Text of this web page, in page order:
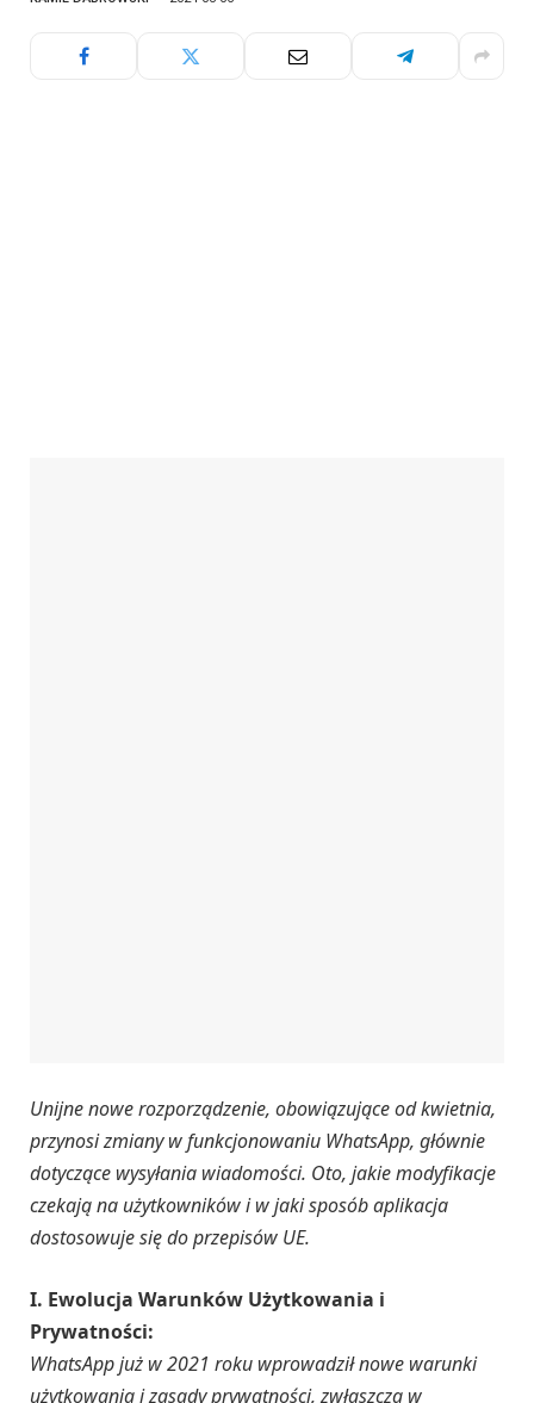
Unijne nowe rozporządzenie, obowiązujące od kwietnia,
przynosi zmiany w funkcjonowaniu WhatsApp, głównie
dotyczące wysyłania wiadomości. Oto, jakie modyfikacje
czekają na użytkowników i w jaki sposób aplikacja
dostosowuje się do przepisów UE.
I. Ewolucja Warunków Użytkowania i
Prywatności:
WhatsApp już w 2021 roku wprowadził nowe warunki
użytkowania i zasady prywatności, zwłaszcza w